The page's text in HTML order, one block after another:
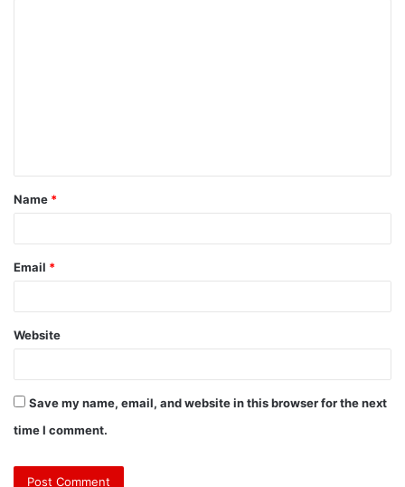
Name *
Email *
Website
Save my name, email, and website in this browser for the next
time I comment.